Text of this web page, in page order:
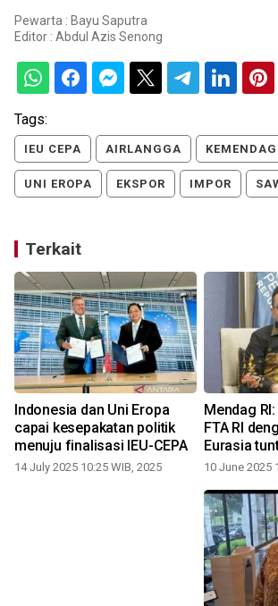
Pewarta : Bayu Saputra
Editor : Abdul Azis Senong
Tags:
IEU CEPA AIRLANGGA KEMENDAG
UNI EROPA EKSPOR IMPOR
Terkait
Indonesia dan Uni Eropa
capai kesepakatan politik
menuju finalisasi IEU-CEPA
14 July 2025 10:25 WIB, 2025
Mendag RI:
FTA RI
Eurasia
10 June 2025